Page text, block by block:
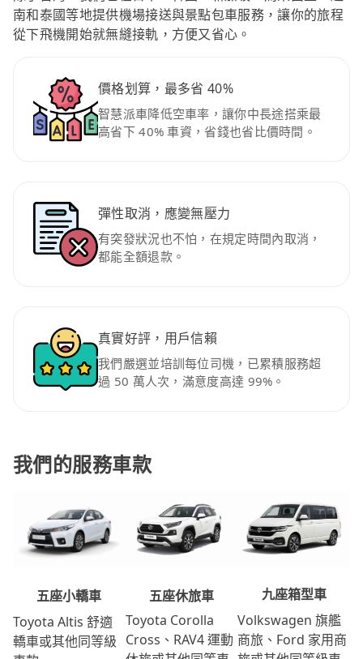
南和泰國等地提供機場接送與景點包車服務，讓你的旅程
從下飛機開始就無縫接軌，方便又省心。
價格划算，最多省 40%
智慧派車降低空車率，讓你中長途搭乘最
高省下 40% 車資，省錢也省比價時間。
彈性取消，應變無壓力
有突發狀況也不怕，在規定時間內取消，
都能全額退款。
真實好評，用戶信賴
我們嚴選並培訓每位司機，已累積服務超
過 50 萬人次，滿意度高達 99%。
我們的服務車款
五座小轎車
Toyota Altis 舒適
轎車或其他同等級
五座休旅車
Toyota Corolla
Cross、RAV4 運動
九座箱型車
Volkswagen 旗艦
商旅、Ford 家用商